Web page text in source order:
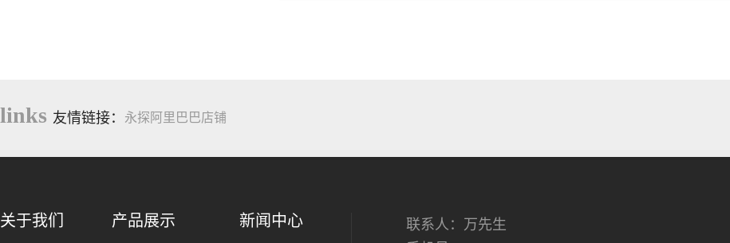
links 友情链接： 永探阿里巴巴店铺
关于我们 产品展示 新闻中心
联系人：万先生